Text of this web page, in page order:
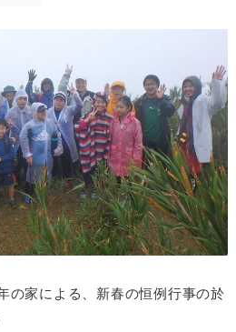
の家による、新春の恒例行事の於